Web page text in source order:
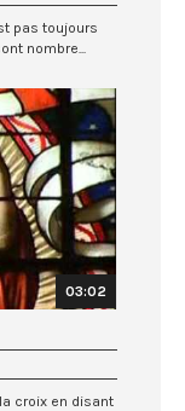
pas toujours
nombre...
03:02
croix en disant